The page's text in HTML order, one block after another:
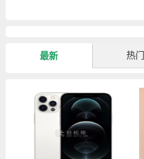
最新 热门